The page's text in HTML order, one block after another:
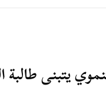
يتبنى طالبة